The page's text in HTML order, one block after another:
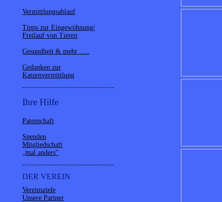
Vermittlungsablauf
Tipps zur Eingewöhnung/
Freilauf von Tieren
Gesundheit & mehr .....
Gedanken zur
Katzenvermittlung
Ihre Hilfe
Patenschaft
Spenden
Mitgliedschaft
„mal anders"
DER VEREIN
Vereinsziele
Unsere Partner